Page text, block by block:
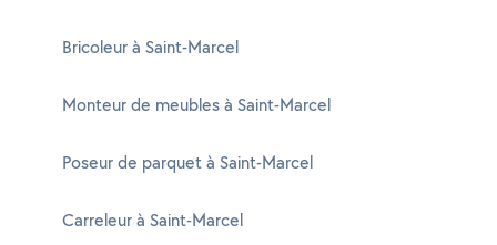
Bricoleur à Saint-Marcel
Monteur de meubles à Saint-Marcel
Poseur de parquet à Saint-Marcel
Carreleur à Saint-Marcel